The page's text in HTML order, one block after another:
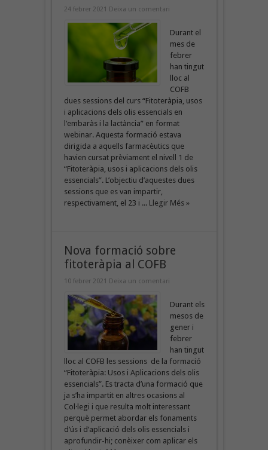
24 febrer 2021 Deixa un comentari
Durant el
mes de
febrer
han tingut
lloc al
COFB
dues sessions del curs “Fitoteràpia, usos
i aplicacions dels olis essencials en
l’embaràs i la lactància” en format
webinar. Aquesta formació estava
dirigida a aquells farmacèutics que
havien cursat prèviament el nivell 1 de
“Fitoteràpia, usos i aplicacions dels olis
essencials”. L’objectiu d’aquestes dues
sessions que es van impartir,
respectivament, el 23 i ... Llegir Més »
Nova formació sobre
fitoteràpia al COFB
10 febrer 2021 Deixa un comentari
Durant els
mesos de
gener i
febrer
han tingut
lloc al COFB les sessions de la formació
“Fitoteràpia: Usos i Aplicacions dels olis
essencials”. Es tracta d’una formació que
ja s’ha impartit en altres ocasions al
Col·legi i que resulta molt interessant
perquè permet abordar els fonaments
d’ús i d’aplicació dels olis essencials i
aprofundir-hi; conèixer com aplicar els